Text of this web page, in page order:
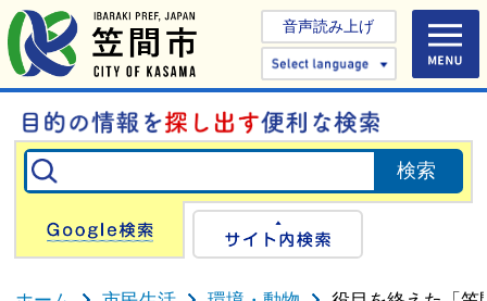
音声読み上げ
Select
Google検索